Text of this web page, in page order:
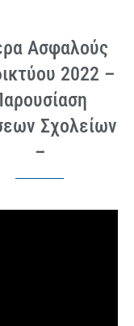
Ασφαλούς
2022 –
Σχολείων
–